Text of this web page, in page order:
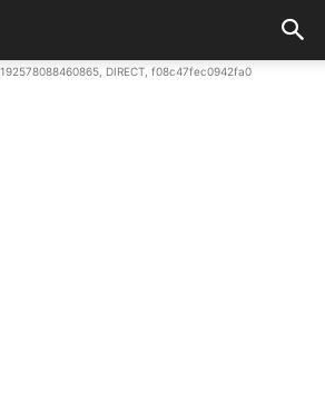
DIRECT, f08c47fec0942fa0